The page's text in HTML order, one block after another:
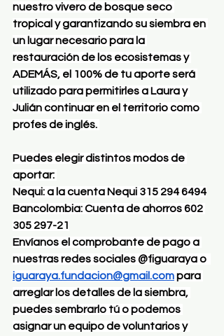
nuestro vivero de bosque seco
tropical y garantizando su siembra en
un lugar necesario para la
restauración de los ecosistemas y
ADEMÁS, el 100% de tu aporte será
utilizado para permitirles a Laura y
Julián continuar en el territorio como
profes de inglés.
Puedes elegir distintos modos de
aportar:
Nequi: a la cuenta Nequi 315 294 6494
Bancolombia: Cuenta de ahorros 602
305 297-21
Envíanos el comprobante de pago a
nuestras redes sociales @figuaraya o
iguaraya.fundacion@gmail.compara
arreglar los detalles de la siembra,
puedes sembrarlo tú o podemos
asignar un equipo de voluntarios y